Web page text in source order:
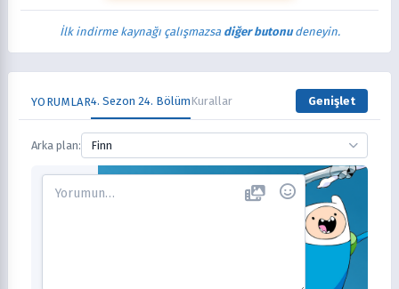
İlk indirme kaynağı çalışmazsa diğer butonudeneyin.
YORUMLAR4. Sezon 24. BölümKurallar Genişlet
Arka plan: Finn